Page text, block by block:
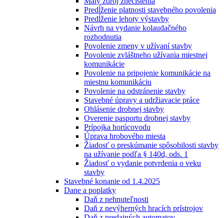
Predĺženie platnosti stavebného povolenia
Predĺženie lehoty výstavby
Návrh na vydanie kolaudačného
rozhodnutia
Povolenie zmeny v užívaní stavby
Povolenie zvláštneho užívania miestnej
komunikácie
Povolenie na pripojenie komunikácie na
miestnu komunikáciu
Povolenie na odstránenie stavby
Stavebné úpravy a udržiavacie práce
Ohlásenie drobnej stavby
Overenie pasportu drobnej stavby
Prípojka horúcovodu
Úprava hrobového miesta
Žiadosť o preskúmanie spôsobilosti stavby
na užívanie podľa § 140d, ods. 1
Žiadosť o vydanie potvrdenia o veku
stavby
Stavebné konanie od 1.4.2025
Dane a poplatky
Daň z nehnuteľnosti
Daň z nevýherných hracích prístrojov